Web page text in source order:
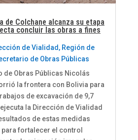
de Colchane alcanza su etapa
concluir las obras a fines
de Vialidad, Región de
de Obras Públicas
de Obras Públicas Nicolás
la frontera con Bolivia para
de excavación de 9,7
la Dirección de Vialidad
de estas medidas
fortalecer el control